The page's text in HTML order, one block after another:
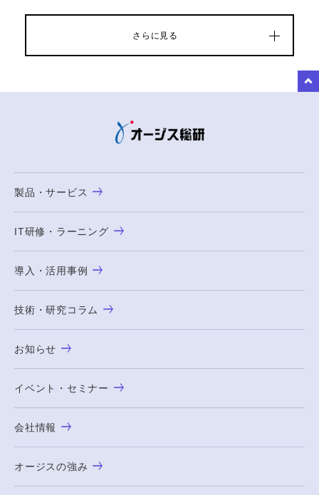
さらに見る
製品・サービス
IT研修・ラーニング
導入・活用事例
技術・研究コラム
お知らせ
イベント・セミナー
会社情報
オージスの強み